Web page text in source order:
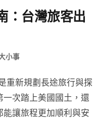
：台灣旅客出
小事
重新規劃長途旅行與探
次踏上美國國土，還
讓旅程更加順利與安